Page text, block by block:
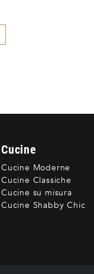
Cucine
Cucine Moderne
Cucine Classiche
Cucine su misura
Cucine Shabby Chic